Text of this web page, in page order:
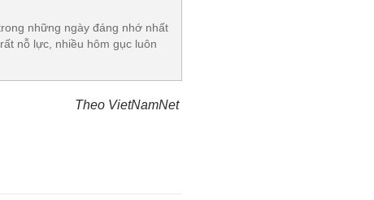
những ngày đáng nhớ nhất
nỗ lực, nhiều hôm gục luôn
Theo VietNamNet